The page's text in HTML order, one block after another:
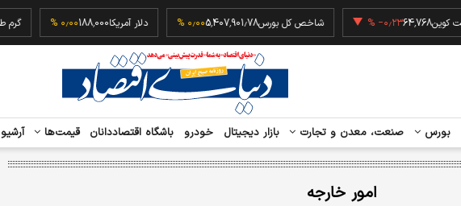
بیت کوین64,768‎−۰٫۲۳ % شاخص کل بورس5,407,901.78 دلار آمریکا188,000
بورس صنعت، معدن و تجارت بازار دیجیتال خودرو باشگاه اقتصاددانان قیمت‌ها آرشیو
امور خارجه